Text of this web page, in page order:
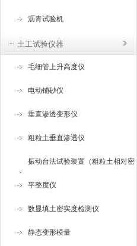
沥青试验机
土工试验仪器
毛细管上升高度仪
电动铺砂仪
垂直渗透变形仪
粗粒土垂直渗透仪
振动台法试验装置（粗粒土相对密
度试验仪 ）
平整度仪
数显填土密实度检测仪
静态变形模量